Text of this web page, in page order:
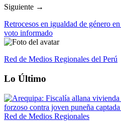
Siguiente →
Retrocesos en igualdad de género
voto informado
Red de Medios Regionales del Perú
Lo Último
Red de Medios Regionales